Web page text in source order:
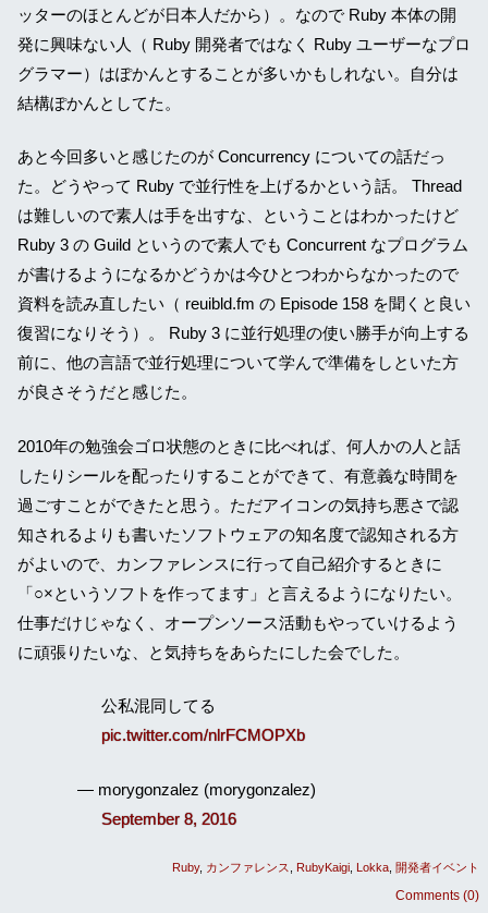
ッターのほとんどが日本人だから）。なので Ruby 本体の開
発に興味ない人（ Ruby 開発者ではなく Ruby ユーザーなプロ
グラマー）はぽかんとすることが多いかもしれない。自分は
結構ぽかんとしてた。
あと今回多いと感じたのが Concurrency についての話だっ
た。どうやって Ruby で並行性を上げるかという話。 Thread
は難しいので素人は手を出すな、ということはわかったけど
Ruby 3 の Guild というので素人でも Concurrent なプログラム
が書けるようになるかどうかは今ひとつわからなかったので
資料を読み直したい（ reuibld.fm の Episode 158 を聞くと良い
復習になりそう）。 Ruby 3 に並行処理の使い勝手が向上する
前に、他の言語で並行処理について学んで準備をしといた方
が良さそうだと感じた。
2010年の勉強会ゴロ状態のときに比べれば、何人かの人と話
したりシールを配ったりすることができて、有意義な時間を
過ごすことができたと思う。ただアイコンの気持ち悪さで認
知されるよりも書いたソフトウェアの知名度で認知される方
がよいので、カンファレンスに行って自己紹介するときに
「○×というソフトを作ってます」と言えるようになりたい。
仕事だけじゃなく、オープンソース活動もやっていけるよう
に頑張りたいな、と気持ちをあらたにした会でした。
公私混同してる
pic.twitter.com/nlrFCMOPXb
— morygonzalez (morygonzalez)
September 8, 2016
Ruby カンファレンス RubyKaigi Lokka 開発者イベント
Comments (0)